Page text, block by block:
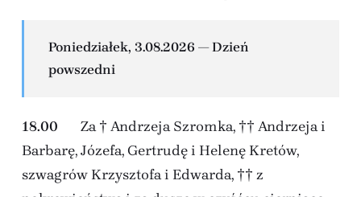
Poniedziałek, 3.08.2026 — Dzień
powszedni
18.00 Za † Andrzeja Szromka, †† Andrzeja i
Barbarę, Józefa, Gertrudę i Helenę Kretów,
szwagrów Krzysztofa i Edwarda, †† z